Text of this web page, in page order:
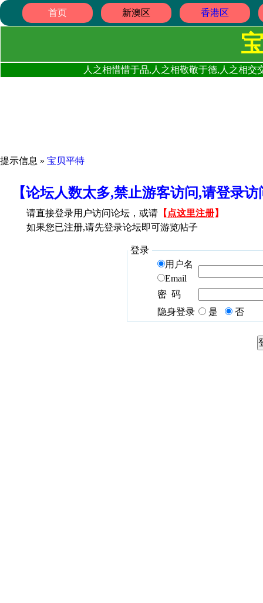
首页 新澳区 香港区
人之相惜惜于品,人之相敬敬于德,人之相
提示信息 » 宝贝平特
【论坛人数太多,禁止游客访问,请登录
请直接登录用户访问论坛，或请 【 点这里注册】
如果您已注册,请先登录论坛即可游览帖子
登录
用户名
Email
密 码
隐身登录
是 否